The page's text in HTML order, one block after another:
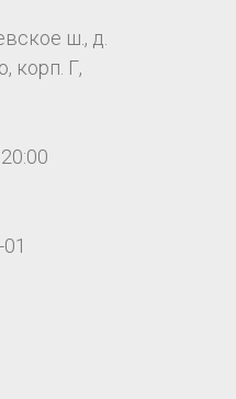
ш., д.
корп. Г,